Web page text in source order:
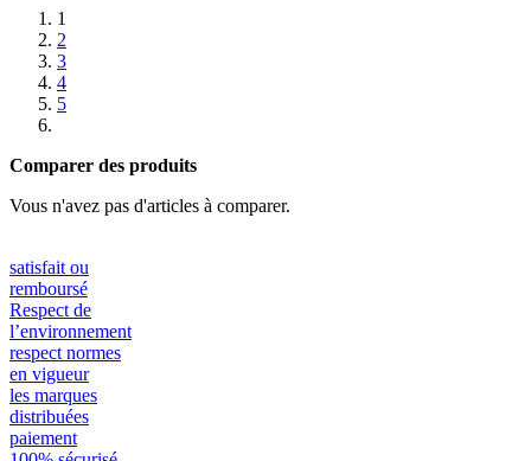
1
2
3
4
5
Comparer des produits
Vous n'avez pas d'articles à comparer.
satisfait ou
remboursé
Respect de
l’environnement
respect normes
en vigueur
les marques
distribuées
paiement